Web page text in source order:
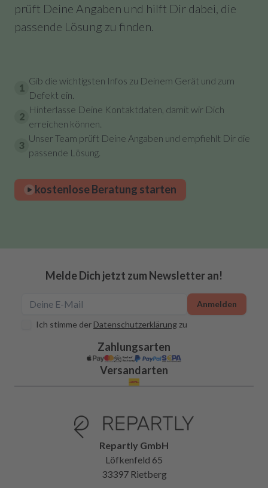
prüft Deine Angaben und hilft Dir dabei, die
passende Lösung zu finden.
1
Gib die wichtigsten Infos zu Deinem Gerät und zum
Defekt ein.
2
Hinterlasse Deine Kontaktdaten, damit wir Dich
erreichen können.
3
Unser Team prüft Deine Angaben und empfiehlt Dir die
passende Lösung.
kostenlose Beratung starten
Melde Dich jetzt zum Newsletter an!
Ich stimme der Datenschutzerklärung zu
Anmelden
Zahlungsarten
Versandarten
Repartly GmbH
Löfkenfeld 65
33397 Rietberg